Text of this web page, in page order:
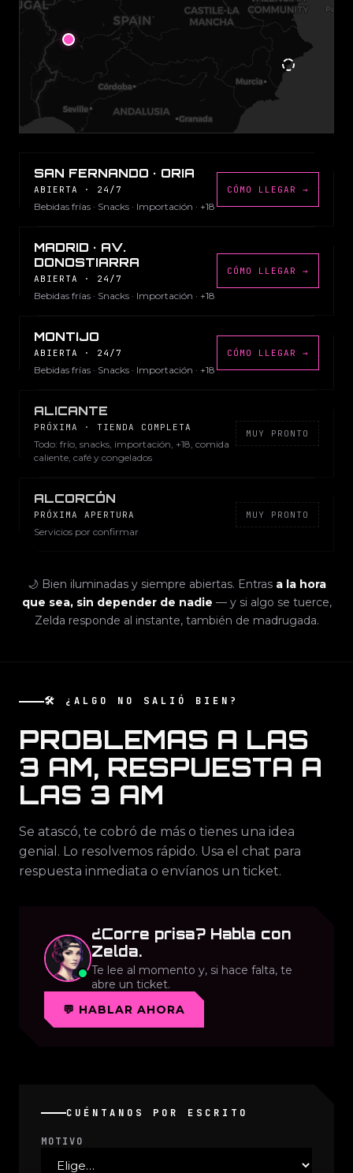
SAN FERNANDO · ORIA
ABIERTA · 24/7
Bebidas frías · Snacks · Importación · +18
CÓMO LLEGAR →
MADRID · AV.
DONOSTIARRA
ABIERTA · 24/7
Bebidas frías · Snacks · Importación · +18
CÓMO LLEGAR →
MONTIJO
ABIERTA · 24/7
Bebidas frías · Snacks · Importación · +18
CÓMO LLEGAR →
ALICANTE
PRÓXIMA · TIENDA COMPLETA
Todo: frío, snacks, importación, +18, comida
caliente, café y congelados
MUY PRONTO
ALCORCÓN
PRÓXIMA APERTURA
Servicios por confirmar
MUY PRONTO
🌙 Bien iluminadas y siempre abiertas. Entras a la hora
que sea, sin depender de nadie — y si algo se tuerce,
Zelda responde al instante, también de madrugada.
🛠️ ¿ALGO NO SALIÓ BIEN?
PROBLEMAS A LAS
3 AM, RESPUESTA A
LAS 3 AM
Se atascó, te cobró de más o tienes una idea
genial. Lo resolvemos rápido. Usa el chat para
respuesta inmediata o envíanos un ticket.
¿Corre prisa? Habla con
Zelda.
Te lee al momento y, si hace falta, te
abre un ticket.
💬 HABLAR AHORA
CUÉNTANOS POR ESCRITO
MOTIVO